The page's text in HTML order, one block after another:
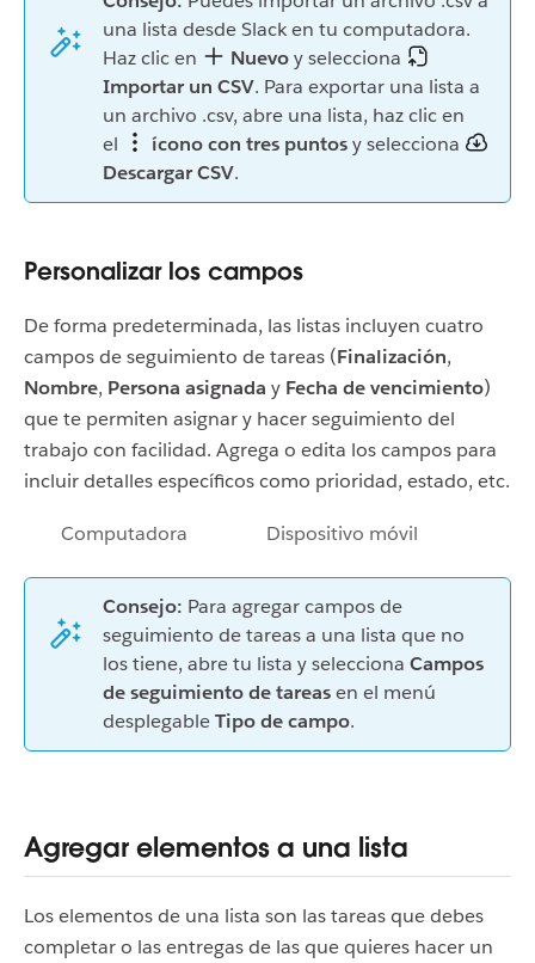
una lista desde Slack en tu computadora.
Haz clic en
Nuevoy selecciona
Importar un CSV. Para exportar una lista a
un archivo .csv, abre una lista, haz clic en
el
ícono con tres puntosy selecciona
Descargar CSV.
Personalizar los campos
De forma predeterminada, las listas incluyen cuatro
campos de seguimiento de tareas (Finalización,
Nombre, Persona asignada y Fecha de vencimiento)
que te permiten asignar y hacer seguimiento del
trabajo con facilidad. Agrega o edita los campos para
incluir detalles específicos como prioridad, estado, etc.
Computadora Dispositivo móvil
Consejo: Para agregar campos de
seguimiento de tareas a una lista que no
los tiene, abre tu lista y selecciona Campos
de seguimiento de tareasen el menú
desplegableTipo de campo.
Agregar elementos a una lista
Los elementos de una lista son las tareas que debes
completar o las entregas de las que quieres hacer un